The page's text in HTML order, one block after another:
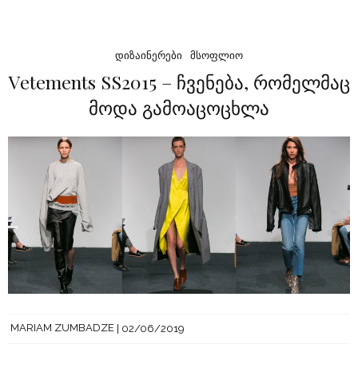
ᲓᲘᲖᲐᲘᲜᲔᲠᲔᲑᲘ ᲛᲡᲝᲤᲚᲘᲝ
Vetements SS2015 – ჩვენება, რომელმაც
მოდა გამოაცოცხლა
MARIAM ZUMBADZE 02/06/2019